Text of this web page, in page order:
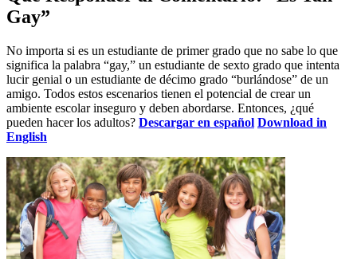
Gay”
No importa si es un estudiante de primer grado que no sabe lo que
significa la palabra “gay,” un estudiante de sexto grado que intenta
lucir genial o un estudiante de décimo grado “burlándose” de un
amigo. Todos estos escenarios tienen el potencial de crear un
ambiente escolar inseguro y deben abordarse. Entonces, ¿qué
pueden hacer los adultos? Descargar en español Download in
English